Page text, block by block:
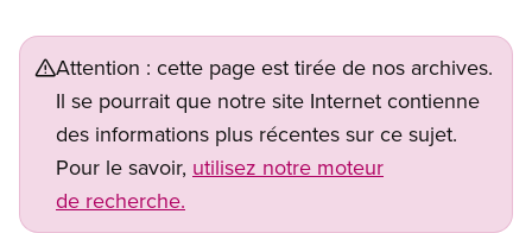
Attention : cette page est tirée de nos archives.
Il se pourrait que notre site Internet contienne
des informations plus récentes sur ce sujet.
Pour le savoir, utilisez notre moteur
de recherche.